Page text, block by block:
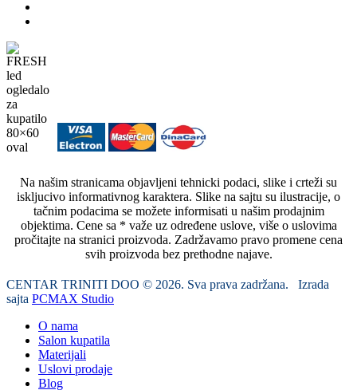
Na našim stranicama objavljeni tehnicki podaci, slike i crteži su
iskljucivo informativnog karaktera. Slike na sajtu su ilustracije, o
tačnim podacima se možete informisati u našim prodajnim
objektima. Cene sa * važe uz određene uslove, više o uslovima
pročitajte na stranici proizvoda. Zadržavamo pravo promene cena
svih proizvoda bez prethodne najave.
CENTAR TRINITI DOO © 2026. Sva prava zadržana. Izrada
sajta PCMAX Studio
O nama
Salon kupatila
Materijali
Uslovi prodaje
Blog